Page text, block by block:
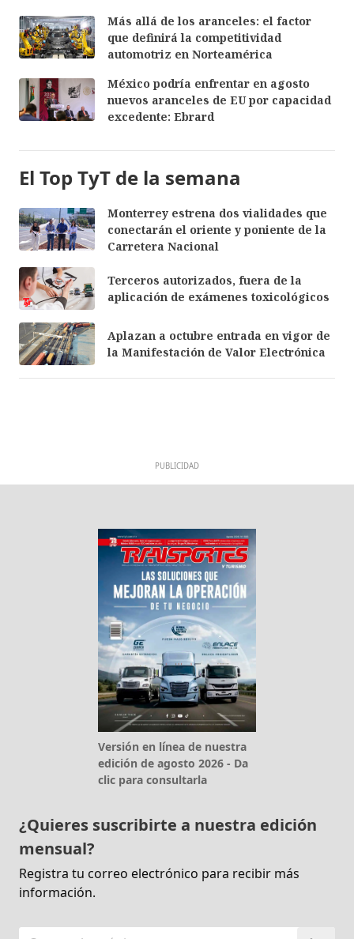
Más allá de los aranceles: el factor
que definirá la competitividad
automotriz en Norteamérica
México podría enfrentar en agosto
nuevos aranceles de EU por capacidad
excedente: Ebrard
El Top TyT de la semana
Monterrey estrena dos vialidades que
conectarán el oriente y poniente de la
Carretera Nacional
Terceros autorizados, fuera de la
aplicación de exámenes toxicológicos
Aplazan a octubre entrada en vigor de
la Manifestación de Valor Electrónica
PUBLICIDAD
Versión en línea de nuestra
edición de agosto 2026 - Da
clic para consultarla
¿Quieres suscribirte a nuestra edición
mensual?
Registra tu correo electrónico para recibir más
información.